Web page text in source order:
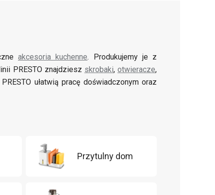
akcesoria kuchenne. Produkujemy je z
PRESTO znajdziesz skrobaki,otwieracze,
ułatwią pracę doświadczonym oraz
Przytulny dom